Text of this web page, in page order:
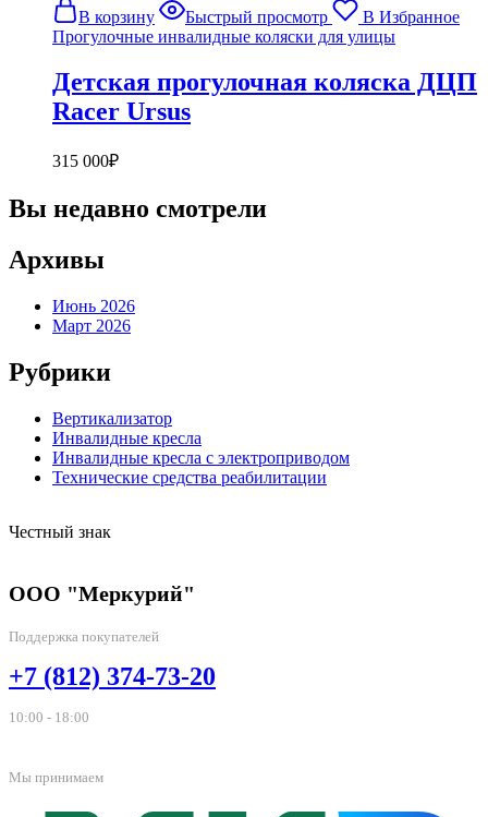
В корзину Быстрый просмотр
В Избранное
Прогулочные инвалидные коляски для улицы
Детская прогулочная коляска ДЦП
Racer Ursus
315 000₽
Вы недавно смотрели
Архивы
Июнь 2026
Март 2026
Рубрики
Вертикализатор
Инвалидные кресла
Инвалидные кресла с электроприводом
Технические средства реабилитации
Честный знак
ООО "Меркурий"
Поддержка покупателей
+7 (812) 374-73-20
10:00 - 18:00
Мы принимаем